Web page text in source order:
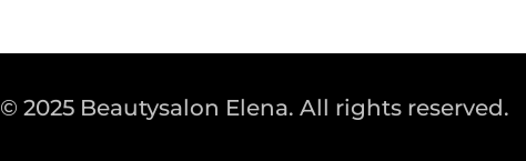
© 2025 Beautysalon Elena. All rights reserved.